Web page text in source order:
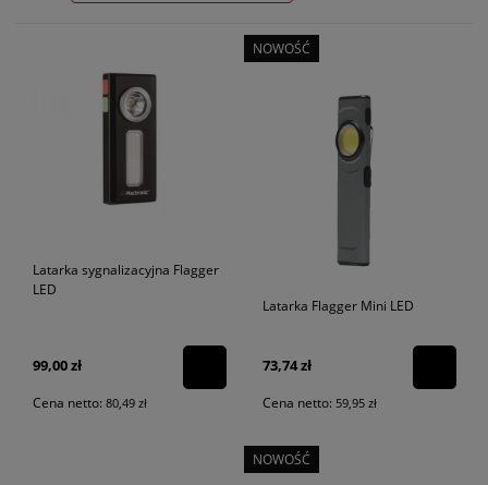
Latarka sygnalizacyjna Flagger
LED
99,00 zł
Cena netto: 80,49 zł
Latarka Flagger Mini LED
73,74 zł
Cena netto: 59,95 zł
NOWOŚĆ
NOWOŚĆ